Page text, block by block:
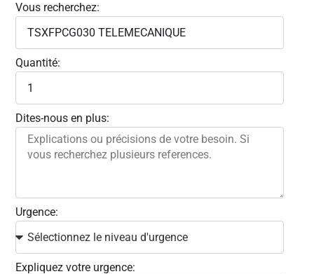
Vous recherchez:
Quantité:
Dites-nous en plus:
Urgence:
Expliquez votre urgence: